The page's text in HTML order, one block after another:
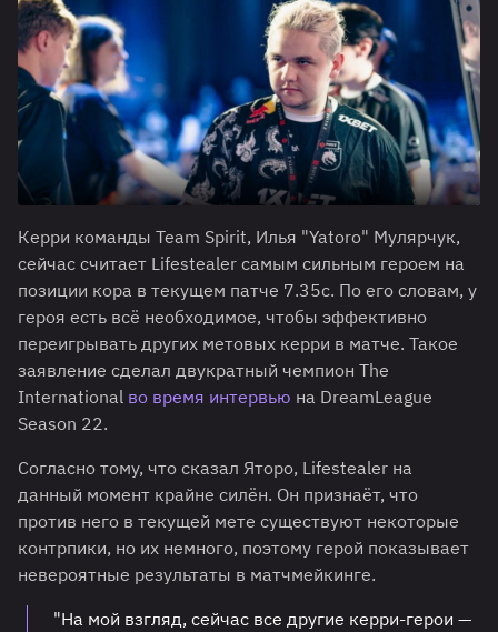
Керри команды Team Spirit, Илья "Yatoro" Мулярчук,
сейчас считает Lifestealer самым сильным героем на
позиции кора в текущем патче 7.35с. По его словам, у
героя есть всё необходимое, чтобы эффективно
переигрывать других метовых керри в матче. Такое
заявление сделал двукратный чемпион The
International во время интервью на DreamLeague
Season 22.
Согласно тому, что сказал Яторо, Lifestealer на
данный момент крайне силён. Он признаёт, что
против него в текущей мете существуют некоторые
контрпики, но их немного, поэтому герой показывает
невероятные результаты в матчмейкинге.
"На мой взгляд, сейчас все другие керри-герои —